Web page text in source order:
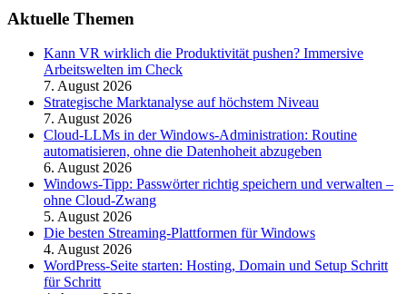
Aktuelle Themen
Kann VR wirklich die Produktivität pushen? Immersive
Arbeitswelten im Check
7. August 2026
Strategische Marktanalyse auf höchstem Niveau
7. August 2026
Cloud-LLMs in der Windows-Administration: Routine
automatisieren, ohne die Datenhoheit abzugeben
6. August 2026
Windows-Tipp: Passwörter richtig speichern und verwalten –
ohne Cloud-Zwang
5. August 2026
Die besten Streaming-Plattformen für Windows
4. August 2026
WordPress-Seite starten: Hosting, Domain und Setup Schritt
für Schritt